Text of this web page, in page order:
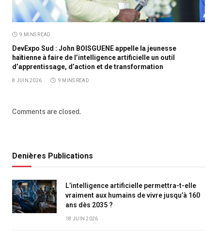
9 MINS READ
DevExpo Sud : John BOISGUENE appelle la jeunesse
haïtienne à faire de l’intelligence artificielle un outil
d’apprentissage, d’action et de transformation
8 JUIN 2026 9 MINS READ
Comments are closed.
Denières Publications
L’intelligence artificielle permettra-t-elle
vraiment aux humains de vivre jusqu’à 160
ans dès 2035 ?
18 JUIN 2026